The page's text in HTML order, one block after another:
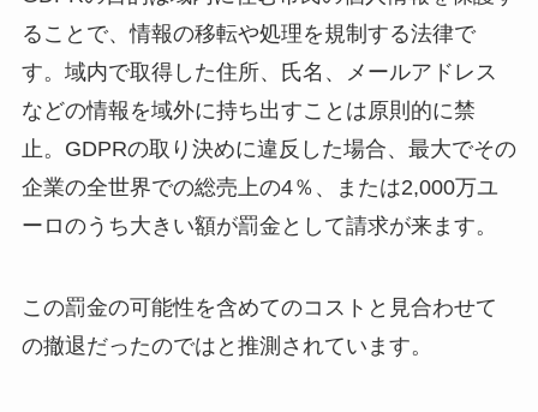
ることで、情報の移転や処理を規制する法律で
す。域内で取得した住所、氏名、メールアドレス
などの情報を域外に持ち出すことは原則的に禁
止。GDPRの取り決めに違反した場合、最大でその
企業の全世界での総売上の4％、または2,000万ユ
ーロのうち大きい額が罰金として請求が来ます。
この罰金の可能性を含めてのコストと見合わせて
の撤退だったのではと推測されています。